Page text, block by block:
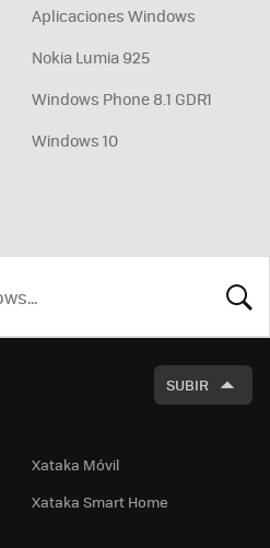
Aplicaciones Windows
Nokia Lumia 925
Windows Phone 8.1 GDR1
Windows 10
SUBIR
Xataka Móvil
Xataka Smart Home